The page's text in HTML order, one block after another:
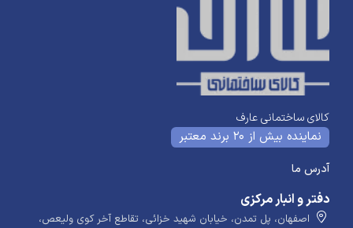
کالای ساختمانی عارف
نماینده بیش از 20 برند معتبر
آدرس ما
دفتر و انبار مرکزی
اصفهان، پل تمدن، خیابان شهید خزائی، تقاطع آخر کوی ولیعص،